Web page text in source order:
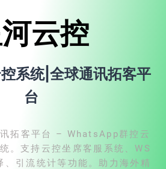
云控
系统|全球通讯拓客平
台
拓客平台 – WhatsApp群控云
。支持云控坐席客服系统、WS
、引流统计等功能。助力海外精